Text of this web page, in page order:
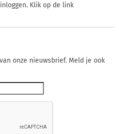
Klik op de link
onze nieuwsbrief. Meld je ook